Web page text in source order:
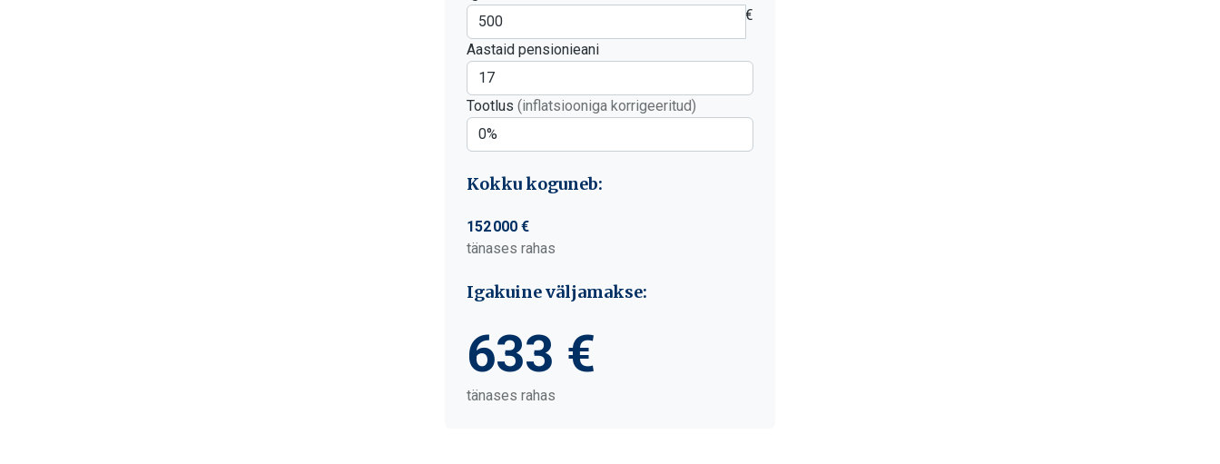
€
Aastaid pensionieani
Tootlus (inflatsiooniga korrigeeritud)
Kokku koguneb:
152 000 €
tänases rahas
Igakuine väljamakse:
633 €
tänases rahas